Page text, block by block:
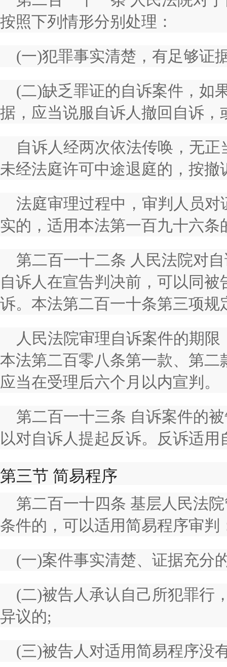
按照下列情形分别处理：
(一)犯罪事实清楚，有足够证
(二)缺乏罪证的自诉案件，如
据，应当说服自诉人撤回自诉，
自诉人经两次依法传唤，无
未经法庭许可中途退庭的，按撤
法庭审理过程中，审判人员
实的，适用本法第一百九十六条
第二百一十二条 人民法院对
自诉人在宣告判决前，可以同
诉。本法第二百一十条第三项规
人民法院审理自诉案件的期
本法第二百零八条第一款、第
应当在受理后六个月以内宣判。
第二百一十三条 自诉案件的
以对自诉人提起反诉。反诉适用
第三节 简易程序
第二百一十四条 基层人民法
条件的，可以适用简易程序审判
(一)案件事实清楚、证据充分
(二)被告人承认自己所犯罪行
异议的;
(三)被告人对适用简易程序没